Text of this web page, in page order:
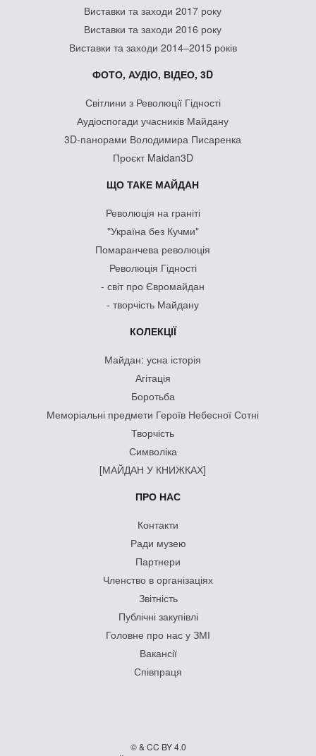
Виставки та заходи 2017 року
Виставки та заходи 2016 року
Виставки та заходи 2014–2015 років
ФОТО, АУДІО, ВІДЕО, 3D
Світлини з Революції Гідності
Аудіоспогади учасників Майдану
3D-панорами Володимира Писаренка
Проєкт Maidan3D
ЩО ТАКЕ МАЙДАН
Революція на граніті
"Україна без Кучми"
Помаранчева революція
Революція Гідності
- світ про Євромайдан
- творчість Майдану
КОЛЕКЦІЇ
Майдан: усна історія
Агітація
Боротьба
Меморіальні предмети Героїв Небесної Сотні
Творчість
Символіка
[МАЙДАН У КНИЖКАХ]
ПРО НАС
Контакти
Ради музею
Партнери
Членство в організаціях
Звітність
Публічні закупівлі
Головне про нас у ЗМІ
Вакансії
Співпраця
© & CC BY 4.0